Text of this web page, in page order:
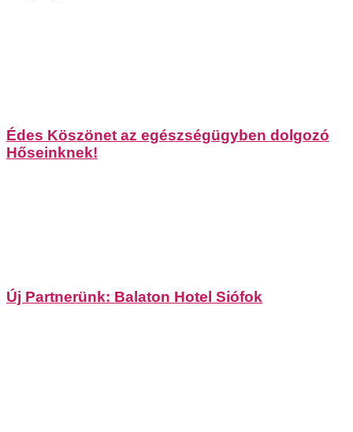
Édes Köszönet az egészségügyben dolgozó
Hőseinknek!
Új Partnerünk: Balaton Hotel Siófok